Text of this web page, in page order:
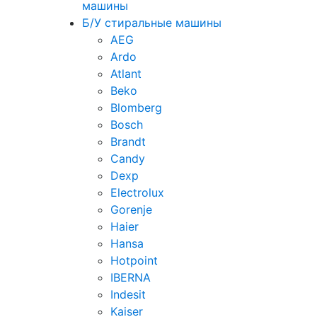
машины
Б/У стиральные машины
AEG
Ardo
Atlant
Beko
Blomberg
Bosch
Brandt
Candy
Dexp
Electrolux
Gorenje
Haier
Hansa
Hotpoint
IBERNA
Indesit
Kaiser